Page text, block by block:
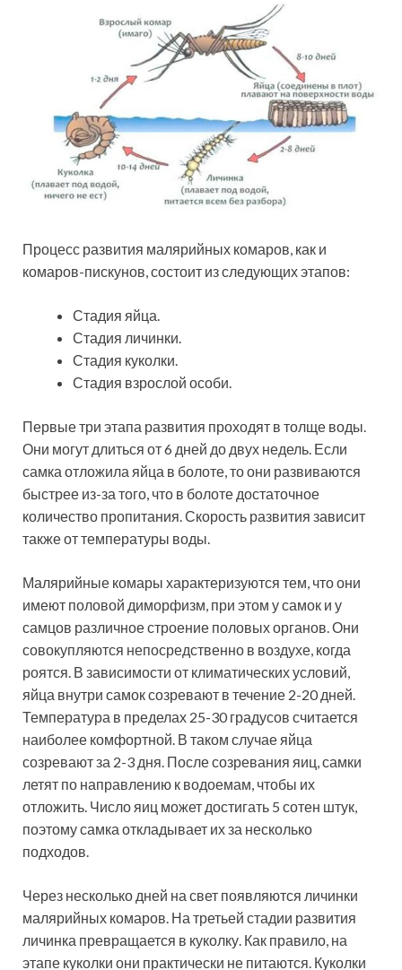
Процесс развития малярийных комаров, как и
комаров-пискунов, состоит из следующих этапов:
Стадия яйца.
Стадия личинки.
Стадия куколки.
Стадия взрослой особи.
Первые три этапа развития проходят в толще воды.
Они могут длиться от 6 дней до двух недель. Если
самка отложила яйца в болоте, то они развиваются
быстрее из-за того, что в болоте достаточное
количество пропитания. Скорость развития зависит
также от температуры воды.
Малярийные комары характеризуются тем, что они
имеют половой диморфизм, при этом у самок и у
самцов различное строение половых органов. Они
совокупляются непосредственно в воздухе, когда
роятся. В зависимости от климатических условий,
яйца внутри самок созревают в течение 2-20 дней.
Температура в пределах 25-30 градусов считается
наиболее комфортной. В таком случае яйца
созревают за 2-3 дня. После созревания яиц, самки
летят по направлению к водоемам, чтобы их
отложить. Число яиц может достигать 5 сотен штук,
поэтому самка откладывает их за несколько
подходов.
Через несколько дней на свет появляются личинки
малярийных комаров. На третьей стадии развития
личинка превращается в куколку. Как правило, на
этапе куколки они практически не питаются. Куколки